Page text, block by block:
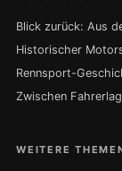
Blick zurück: Aus
Historischer
Rennsport-
Zwischen
WEITERE